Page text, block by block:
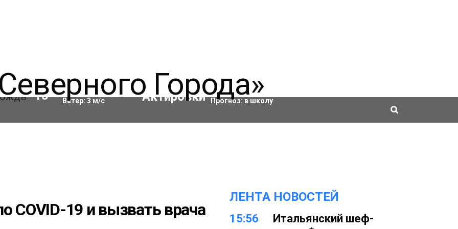
13 °C Влажность:86%
Ветер: 3 м/с
Актировки
Прогноз: в школу
COVID-19 и вызвать врача
ЛЕНТА НОВОСТЕЙ
15:56
Итальянский шеф-